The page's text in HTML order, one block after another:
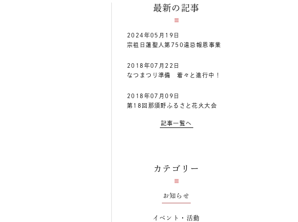
最新の記事
2024年05月19日
宗祖日蓮聖人第750遠忌報恩事業
2018年07月22日
なつまつり準備 着々と進行中！
2018年07月09日
第18回那須野ふるさと花火大会
記事一覧へ
カテゴリー
お知らせ
イベント・活動